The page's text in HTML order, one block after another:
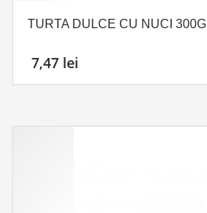
TURTA DULCE CU NUCI 300G
7,47 lei